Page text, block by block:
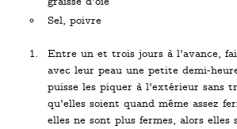
Sel, poivre
Entre un et trois jours à l'avance,
avec leur peau une petite demi-
puisse les piquer à l'extérieur sans
qu'elles soient quand même assez
elles ne sont plus fermes, alors